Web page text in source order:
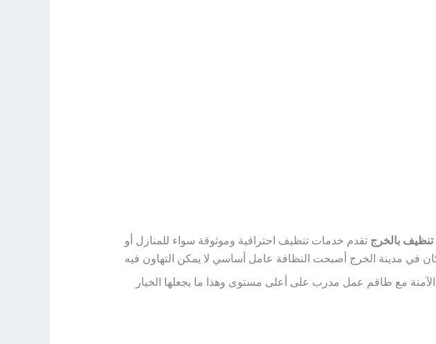
بالخرج تقدم خدمات تنظيف احترافية وموثوقة سواء للمنازل أو
في مدينة الخرج أصبحت النظافة عامل أساسي لا يمكن التهاون فيه
مع طاقم عمل مدرب على أعلى مستوى وهذا ما يجعلها الخيار